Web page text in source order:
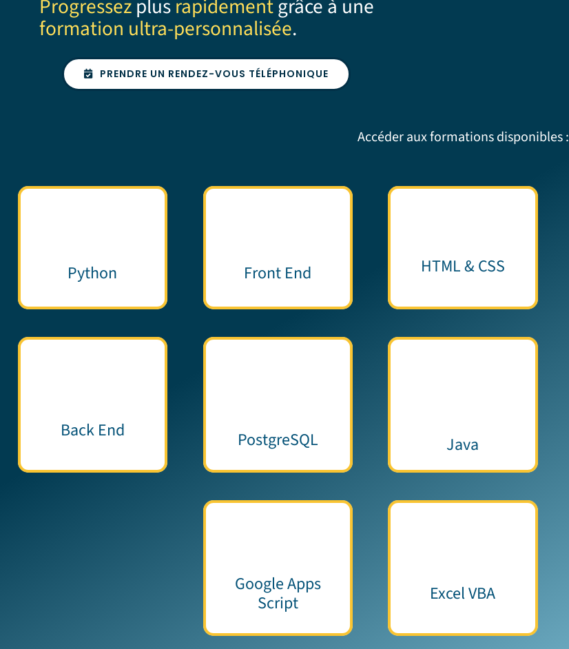
Progressezplusrapidementgrâce à une
formation ultra-personnalisée.
PRENDRE UN RENDEZ-VOUS TÉLÉPHONIQUE
Accéder aux formations disponibles :
Python Front End HTML & CSS
Back End PostgreSQL Java
Google Apps
Script
Excel VBA